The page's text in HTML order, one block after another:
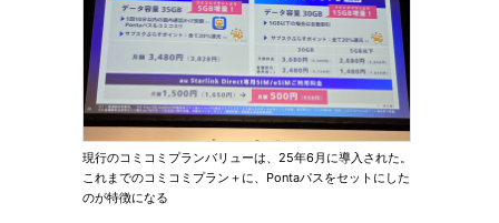
現行のコミコミプランバリューは、25年6月に導入された。
これまでのコミコミプラン＋に、Pontaパスをセットにした
のが特徴になる